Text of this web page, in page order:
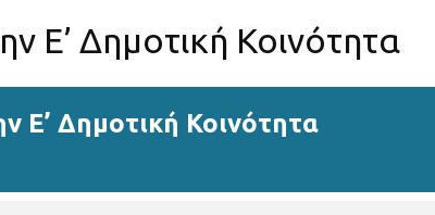
Ε’ Δημοτική Κοινότητα
Δημοτική Κοινότητα